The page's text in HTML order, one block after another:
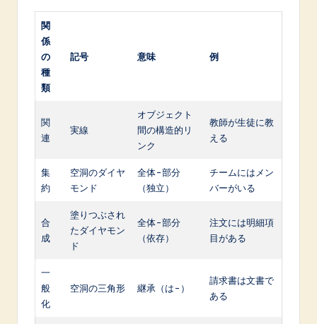
関
係
の
種
類
記号 意味 例
関
連
実線
オブジェクト
間の構造的リ
ンク
教師が生徒に教
える
集
約
空洞のダイヤ
モンド
全体-部分
（独立）
チームにはメン
バーがいる
合
成
塗りつぶされ
たダイヤモン
ド
全体-部分
（依存）
注文には明細項
目がある
一
般
化
空洞の三角形 継承（は-）
請求書は文書で
ある